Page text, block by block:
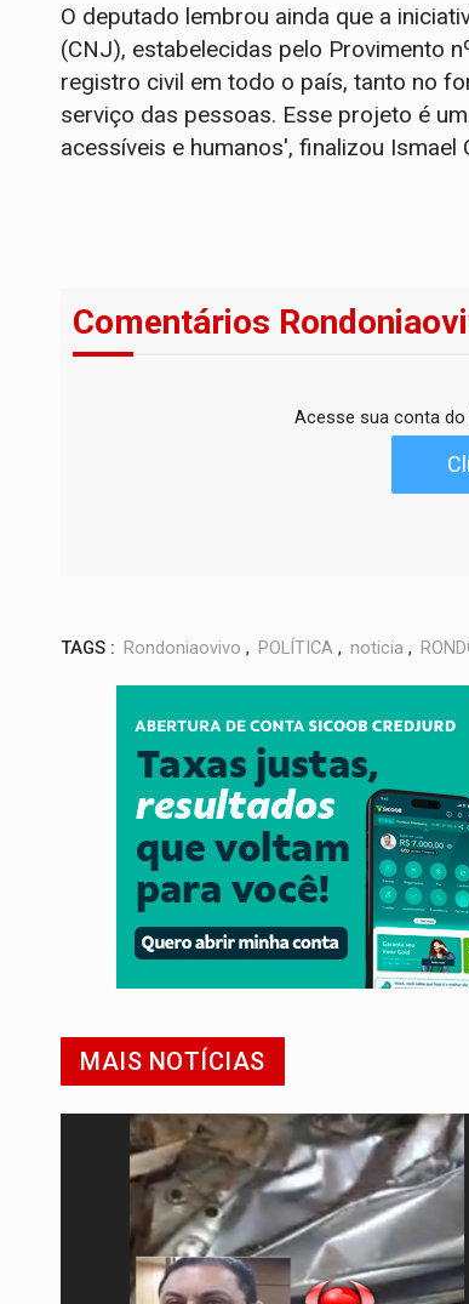
O deputado lembrou ainda que a
(CNJ), estabelecidas pelo Provimento
registro civil em todo o país, tanto no
serviço das pessoas. Esse projeto é
acessíveis e humanos', finalizou Ismael
Comentários
Acesse sua conta
TAGS : Rondoniaovivo , POLÍTICA , noticia ,
MAIS NOTÍCIAS